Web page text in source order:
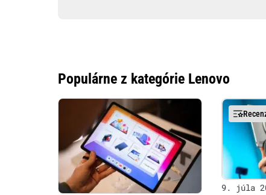
Populárne z kategórie Lenovo
9. júla